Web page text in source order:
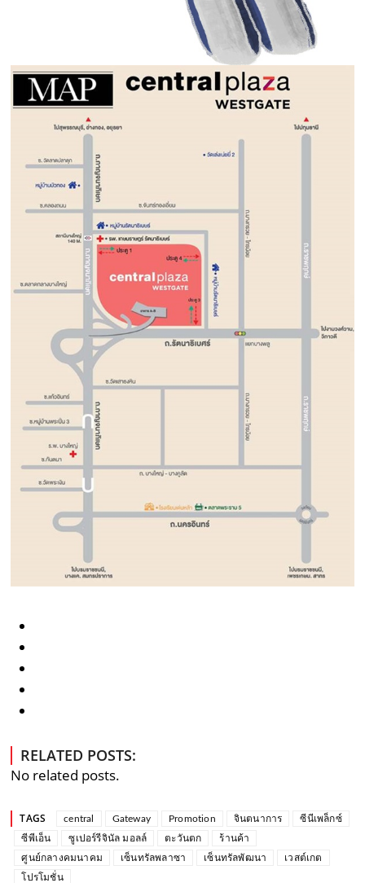
RELATED POSTS:
No related posts.
TAGS central Gateway Promotion จินตนาการ
ซีนีเพล็กซ์
ซีพีเอ็น
ซูเปอร์รีจินัล มอลล์ ตะวันตก
ร้านค้า
ศูนย์กลางคมนาคม
เซ็นทรัลพลาซา เซ็นทรัลพัฒนา
เวสต์เกต
โปรโมชั่น